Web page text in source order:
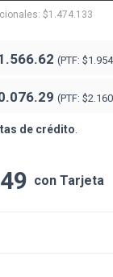
$1.474.133
(PTF:
(PTF:
de crédito
con Tarjeta